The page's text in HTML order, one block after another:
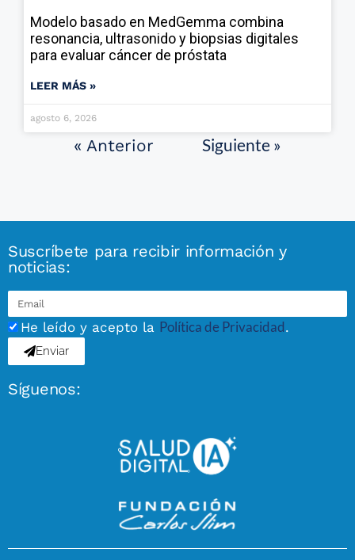
Modelo basado en MedGemma combina
resonancia, ultrasonido y biopsias digitales
para evaluar cáncer de próstata
LEER MÁS »
agosto 6, 2026
« Anterior Siguiente »
Suscríbete para recibir información y
noticias:
He leído y acepto la Política de Privacidad.
Enviar
Síguenos: